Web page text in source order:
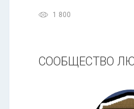
1 800
СООБЩЕСТВО